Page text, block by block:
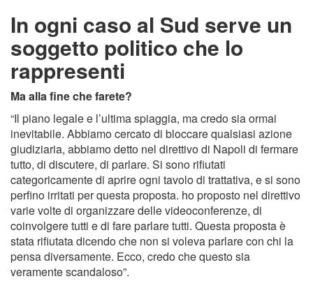
In ogni caso al Sud serve un
soggetto politico che lo
rappresenti
Ma alla fine che farete?
“Il piano legale e l’ultima spiaggia, ma credo sia ormai
inevitabile. Abbiamo cercato di bloccare qualsiasi azione
giudiziaria, abbiamo detto nel direttivo di Napoli di fermare
tutto, di discutere, di parlare. Si sono rifiutati
categoricamente di aprire ogni tavolo di trattativa, e si sono
perfino irritati per questa proposta. ho proposto nel direttivo
varie volte di organizzare delle videoconferenze, di
coinvolgere tutti e di fare parlare tutti. Questa proposta è
stata rifiutata dicendo che non si voleva parlare con chi la
pensa diversamente. Ecco, credo che questo sia
veramente scandaloso”.